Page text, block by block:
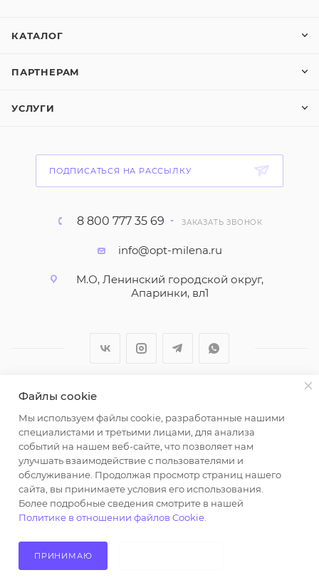
КАТАЛОГ
ПАРТНЕРАМ
УСЛУГИ
ПОДПИСАТЬСЯ НА РАССЫЛКУ
8 800 777 35 69 ЗАКАЗАТЬ ЗВОНОК
info@opt-milena.ru
М.О, Ленинский городской округ,
Апаринки, вл1
2026 © ООО "Вайт Текстиль групп"
Любая информация на сайте носит справочный
характер и не является публичной офертой
определяемой положениями пункта 2 статьи 437
Гражданского кодекса Российской Федерации.
Использование любых материалов, опубликованных
на https://opt-milena.ru, допустимо только при
наличии письменного разрешения редакции и
активной ссылки на https://opt-milena.ru
Файлы cookie
Мы используем файлы cookie, разработанные нашими
специалистами и третьими лицами, для анализа
событий на нашем веб-сайте, что позволяет нам
улучшать взаимодействие с пользователями и
обслуживание. Продолжая просмотр страниц нашего
сайта, вы принимаете условия его использования.
Более подробные сведения смотрите в нашей
Политике в отношении файлов Cookie
ПРИНИМАЮ